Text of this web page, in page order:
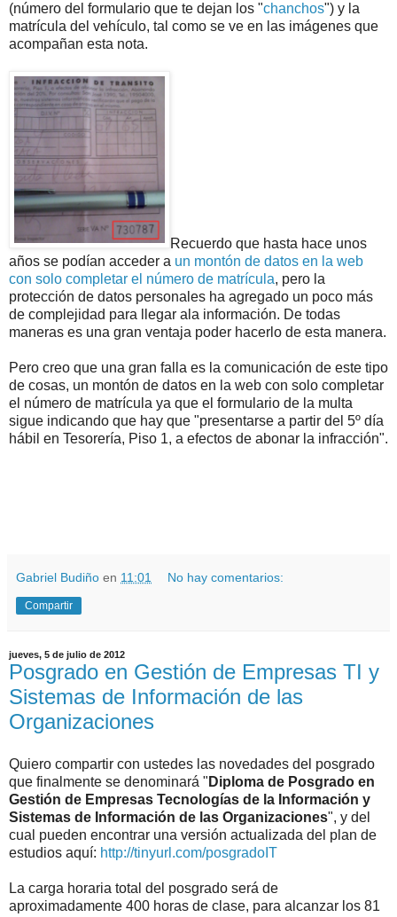
(número del formulario que te dejan los "chanchos") y la
matrícula del vehículo, tal como se ve en las imágenes que
acompañan esta nota.
Recuerdo que hasta hace unos
años se podían acceder a un montón de datos en la web
con solo completar el número de matrícula, pero la
protección de datos personales ha agregado un poco más
de complejidad para llegar ala información. De todas
maneras es una gran ventaja poder hacerlo de esta manera.
Pero creo que una gran falla es la comunicación de este tipo
de cosas, un montón de datos en la web con solo completar
el número de matrícula ya que el formulario de la multa
sigue indicando que hay que "presentarse a partir del 5º día
hábil en Tesorería, Piso 1, a efectos de abonar la infracción".
Gabriel Budiño en 11:01 No hay comentarios:
Compartir
jueves, 5 de julio de 2012
Posgrado en Gestión de Empresas TI y
Sistemas de Información de las
Organizaciones
Quiero compartir con ustedes las novedades del posgrado
que finalmente se denominará " Diploma de Posgrado en
Gestión de Empresas Tecnologías de la Información y
Sistemas de Información de las Organizaciones", y del
cual pueden encontrar una versión actualizada del plan de
estudios aquí: http://tinyurl.com/posgradoIT
La carga horaria total del posgrado será de
aproximadamente 400 horas de clase, para alcanzar los 81